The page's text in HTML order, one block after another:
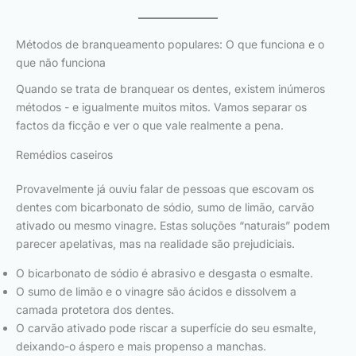
Métodos de branqueamento populares: O que funciona e o
que não funciona
Quando se trata de branquear os dentes, existem inúmeros
métodos - e igualmente muitos mitos. Vamos separar os
factos da ficção e ver o que vale realmente a pena.
Remédios caseiros
Provavelmente já ouviu falar de pessoas que escovam os
dentes com bicarbonato de sódio, sumo de limão, carvão
ativado ou mesmo vinagre. Estas soluções “naturais” podem
parecer apelativas, mas na realidade são prejudiciais.
O bicarbonato de sódio é abrasivo e desgasta o esmalte.
O sumo de limão e o vinagre são ácidos e dissolvem a
camada protetora dos dentes.
O carvão ativado pode riscar a superfície do seu esmalte,
deixando-o áspero e mais propenso a manchas.